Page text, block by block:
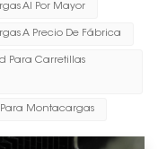
Al Por Mayor
A Precio De Fábrica
Para Carretillas
Para Montacargas